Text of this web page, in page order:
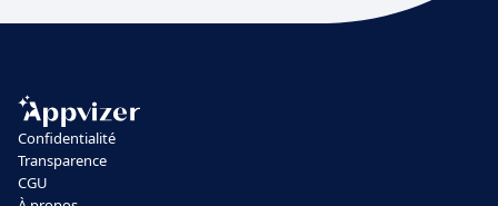
Confidentialité
Transparence
CGU